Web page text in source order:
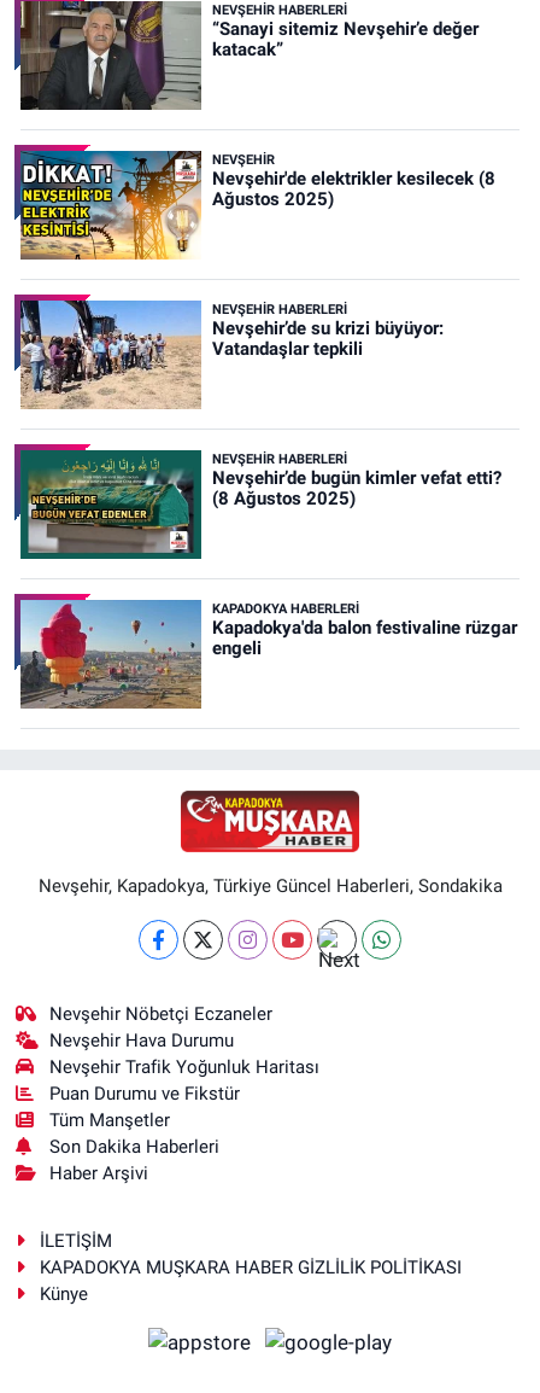
NEVŞEHIR HABERLERI
“Sanayi sitemiz Nevşehir’e değer
katacak”
NEVŞEHIR
Nevşehir'de elektrikler kesilecek (8
Ağustos 2025)
NEVŞEHIR HABERLERI
Nevşehir’de su krizi büyüyor:
Vatandaşlar tepkili
NEVŞEHIR HABERLERI
Nevşehir’de bugün kimler vefat etti?
(8 Ağustos 2025)
KAPADOKYA HABERLERI
Kapadokya'da balon festivaline rüzgar
engeli
Nevşehir, Kapadokya, Türkiye Güncel Haberleri, Sondakika
Nevşehir Nöbetçi Eczaneler
Nevşehir Hava Durumu
Nevşehir Trafik Yoğunluk Haritası
Puan Durumu ve Fikstür
Tüm Manşetler
Son Dakika Haberleri
Haber Arşivi
İLETİŞİM
KAPADOKYA MUŞKARA HABER GİZLİLİK POLİTİKASI
Künye